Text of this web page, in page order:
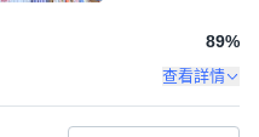
89%
查看詳情